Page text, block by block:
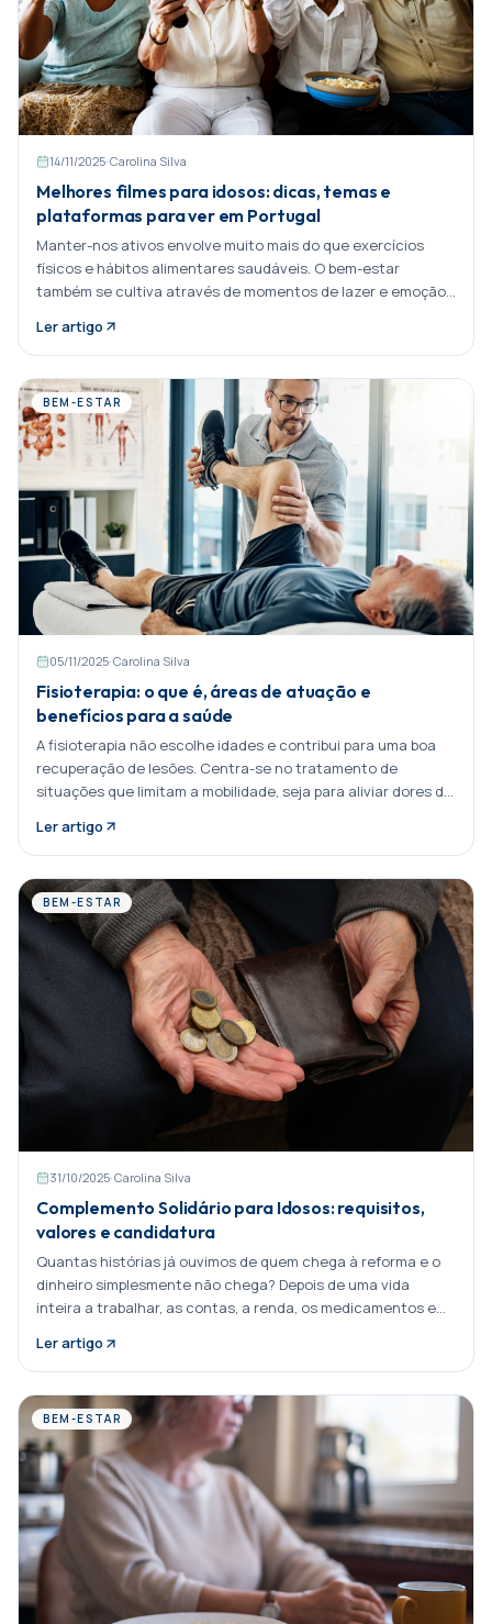
14/11/2025·Carolina Silva
Melhores filmes para idosos: dicas, temas e
plataformas para ver em Portugal
Manter-nos ativos envolve muito mais do que exercícios
físicos e hábitos alimentares saudáveis. O bem-estar
também se cultiva através de momentos de lazer e emoção.
Ler artigo
BEM-ESTAR
05/11/2025·Carolina Silva
Fisioterapia: o que é, áreas de atuação e
benefícios para a saúde
A fisioterapia não escolhe idades e contribui para uma boa
recuperação de lesões. Centra-se no tratamento de
situações que limitam a mobilidade, seja para aliviar dores do
Ler artigo
BEM-ESTAR
31/10/2025·Carolina Silva
Complemento Solidário para Idosos: requisitos,
valores e candidatura
Quantas histórias já ouvimos de quem chega à reforma e o
dinheiro simplesmente não chega? Depois de uma vida
inteira a trabalhar, as contas, a renda, os medicamentos e
Ler artigo
BEM-ESTAR